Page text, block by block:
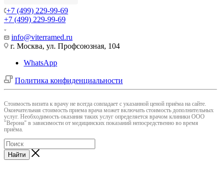
+7 (499) 229-99-69
+7 (499) 229-99-69
info@viterramed.ru
г. Москва, ул. Профсоюзная, 104
WhatsApp
Политика конфиденциальности
Cтоимость визита к врачу не всегда совпадает с указанной ценой приёма на сайте.
Окончательная стоимость приема врача может включать стоимость дополнительных
услуг. Необходимость оказания таких услуг определяется врачом клиники ООО
"Верона" в зависимости от медицинских показаний непосредственно во время
приёма.
Найти